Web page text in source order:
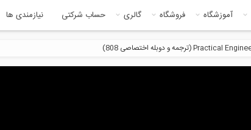
آموزشگاه فروشگاه گالری حساب شرکتی نیازمندی ها